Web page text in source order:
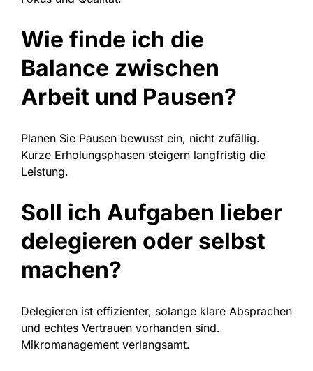
Wie finde ich die
Balance zwischen
Arbeit und Pausen?
Planen Sie Pausen bewusst ein, nicht zufällig.
Kurze Erholungsphasen steigern langfristig die
Leistung.
Soll ich Aufgaben lieber
delegieren oder selbst
machen?
Delegieren ist effizienter, solange klare Absprachen
und echtes Vertrauen vorhanden sind.
Mikromanagement verlangsamt.